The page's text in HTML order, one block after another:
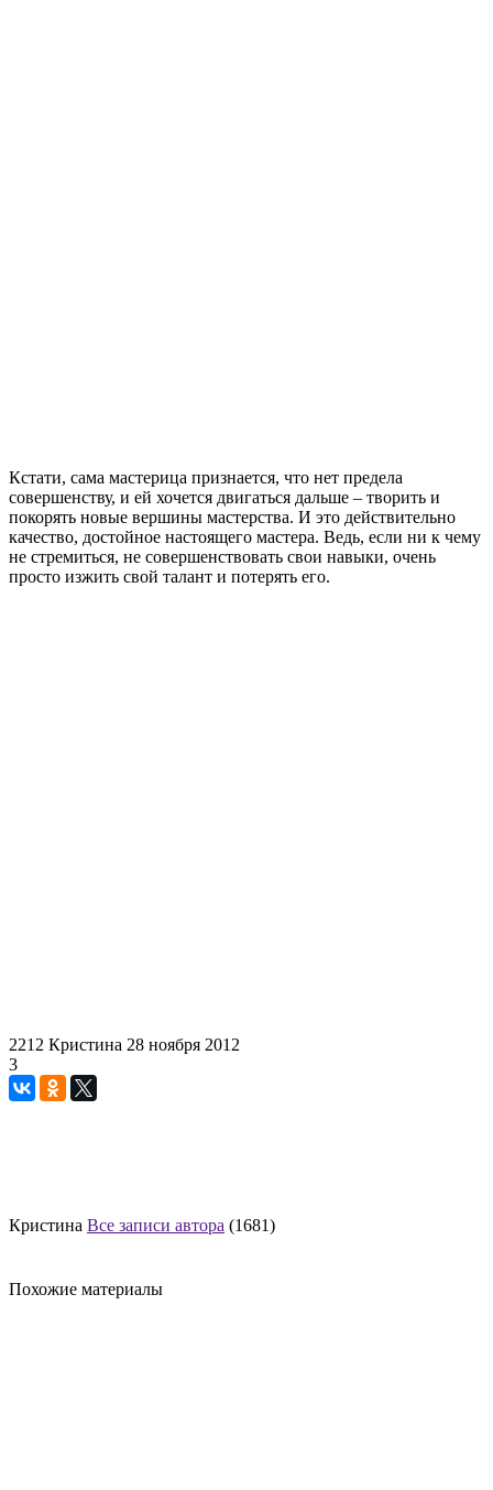
Кстати, сама мастерица признается, что нет предела
совершенству, и ей хочется двигаться дальше – творить и
покорять новые вершины мастерства. И это действительно
качество, достойное настоящего мастера. Ведь, если ни к чему
не стремиться, не совершенствовать свои навыки, очень
просто изжить свой талант и потерять его.
2212 Кристина 28 ноября 2012
3
Кристина Все записи автора (1681)
Похожие материалы